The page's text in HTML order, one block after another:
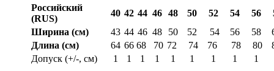
Российский
(RUS)
40 42 44 46 48 50 52 54 56
Ширина (см)
43 44 46 48 50 52 54 56 58
Длина (см)
64 66 68 70 72 74 76 78 80
Допуск (+/-, см)
1 1 1 1 1 1 1 1 1